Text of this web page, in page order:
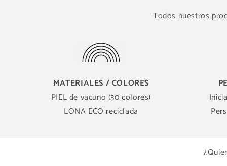
Todos nuestros
MATERIALES / COLORES
PIEL de vacuno (30 colores)
LONA ECO reciclada